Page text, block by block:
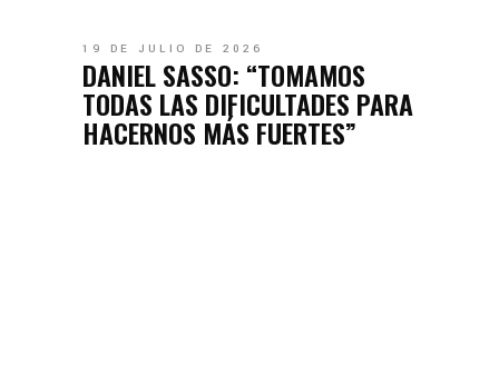
19 DE JULIO DE 2026
DANIEL SASSO: “TOMAMOS
TODAS LAS DIFICULTADES PARA
HACERNOS MÁS FUERTES”